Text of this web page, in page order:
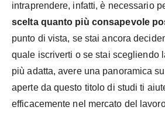
intraprendere, infatti, è necessario
scelta quanto più consapevole
punto di vista, se stai ancora
quale iscriverti o se stai scegliendo
più adatta, avere una panoramica
aperte da questo titolo di studi ti
efficacemente nel mercato del